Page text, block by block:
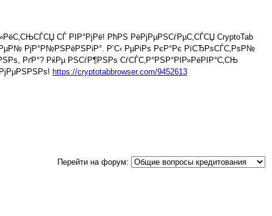
СЃ РІР°РјРё! РћРЅ РёРјРµРЅСѓРµС‚СЃСЏ CryptoTab
РјР°Р№РЅРёРЅРіР°. Р’С‹ РµРіРѕ РєР°Рє РїСЂРѕСЃС‚РѕР№
РґР°? РќРµ РЅСѓР¶РЅРѕ СѓСЃС‚Р°РЅР°РІР»РёРІР°С‚СЊ
https://cryptotabbrowser.com/9452613
Перейти на форум: